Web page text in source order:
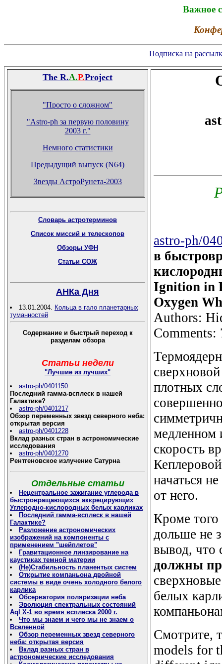
Важное
Подписка на
The R.A.P.Project
"Просто о сложном"
"Astro-ph за первую половину
2003 г."
Немного статистики
Предыдущий выпуск (N64)
Звезды АстроРунета-2003
Словарь астротерминов
Список миссий и телескопов
Обзоры УФН
Статьи СОЖ
АНКа Дня
13.01.2004.
Кольца в гало планетарных
туманностей
Содержание и быстрый переход к
разделам обзора
Статьи недели
"Лучшие из лучших"
astro-ph/0401150
Последний гамма-всплеск в нашей
Галактике?
astro-ph/0401217
Обзор переменных звезд северного неба:
открытая версия
astro-ph/0401228
Вклад разных стран в астрономические
исследования
astro-ph/0401270
Рентгеновское излучение Сатурна
Отдельные статьи
Нецентральное зажигание углерода в
быстровращающихся аккрецирующих
Углеродно-кислородных белых карликах
Последний гамма-всплеск в нашей
Галактике?
Разложение астрономических
изображений на компоненты с
применением "шейплетов"
Гравитационное линзирование на
каустиках темной материи
(Не)Стабильность планентых систем
Открытие компаньона двойной
системы в виде очень холодного белого
карлика
Обсерватория поляризации неба
Эволюция спектральных состояний
Aql X-1 во время всплеска 2000 г.
Что мы знаем и чего мы не знаем о
Вселенной
Обзор переменных звезд северного
неба: открытая версия
Вклад разных стран в
астрономические исследования
astro-ph/
в
Ignition in
Oxygen
Authors:
Comments:
плотных
медленном
скорость
начаться
от него.
Кроме
дольше не
вывод, что
должны
белых
Смотрите,
models for